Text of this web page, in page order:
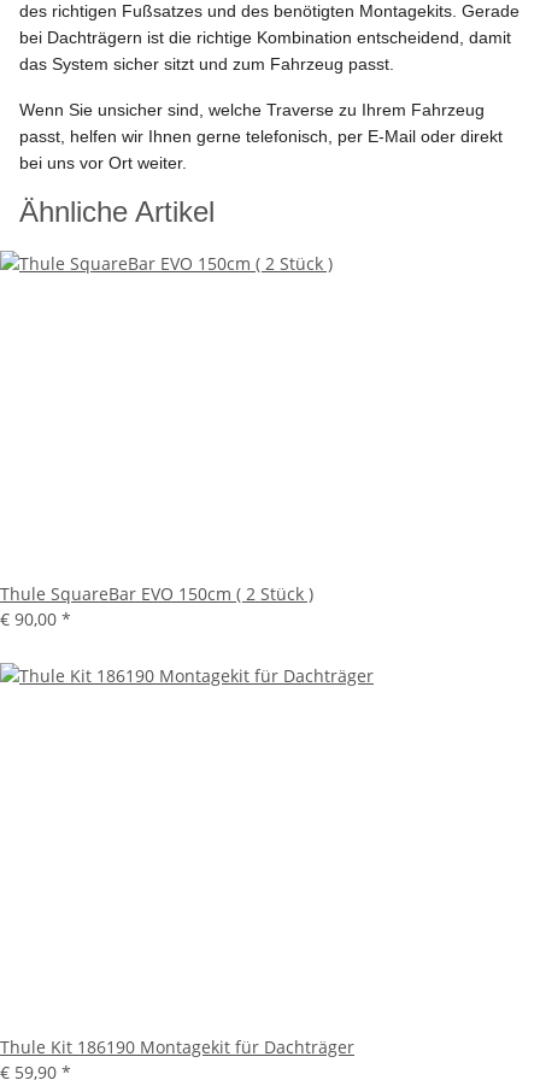
des richtigen Fußsatzes und des benötigten Montagekits. Gerade
bei Dachträgern ist die richtige Kombination entscheidend, damit
das System sicher sitzt und zum Fahrzeug passt.
Wenn Sie unsicher sind, welche Traverse zu Ihrem Fahrzeug
passt, helfen wir Ihnen gerne telefonisch, per E-Mail oder direkt
bei uns vor Ort weiter.
Ähnliche Artikel
Thule SquareBar EVO 150cm ( 2 Stück )
€ 90,00 *
Thule Kit 186190 Montagekit für Dachträger
€ 59,90 *